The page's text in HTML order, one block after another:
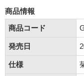
商品情報
商品コード
発売日
仕様